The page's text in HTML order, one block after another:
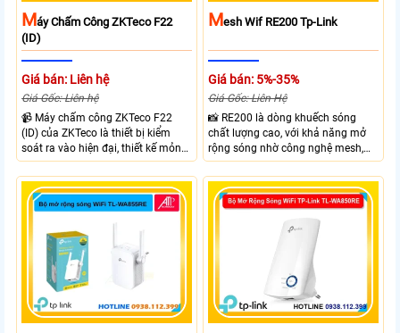
MÁy Chấm Công ZKTeco F22
(ID)
Giá bán: Liên hệ
Giá Gốc: Liên hệ
📹 Máy chấm công ZKTeco F22
(ID) của ZKTeco là thiết bị kiểm
soát ra vào hiện đại, thiết kế mỏng
nhẹ, phù hợp văn phòng và doanh
nghiệp. Sản phẩm tích hợp xác
thực vân tay và thẻ từ, giúp quản lý
nhân sự chính xác, nâng cao hiệu
quả vận hành và đảm bảo an ninh.
MEsh Wif RE200 Tp-Link
Giá bán: 5%-35%
Giá Gốc: Liên Hệ
📸 RE200 là dòng khuếch sóng
chất lượng cao, với khả năng mở
rộng sóng nhờ công nghệ mesh,
với 2 băng tần 5G băng thông tối
đa 433 Mbps, băng tần 2.4Ghz
băng thông 300 Mbps, 3 ăng-ten
tăng mạnh khả năng khuếch sóng